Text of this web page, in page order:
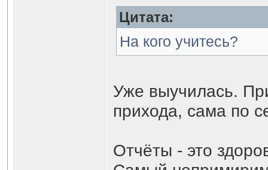
Цитата:
На кого учитесь?
Уже выучилась.
прихода, сама по
Отчёты - это